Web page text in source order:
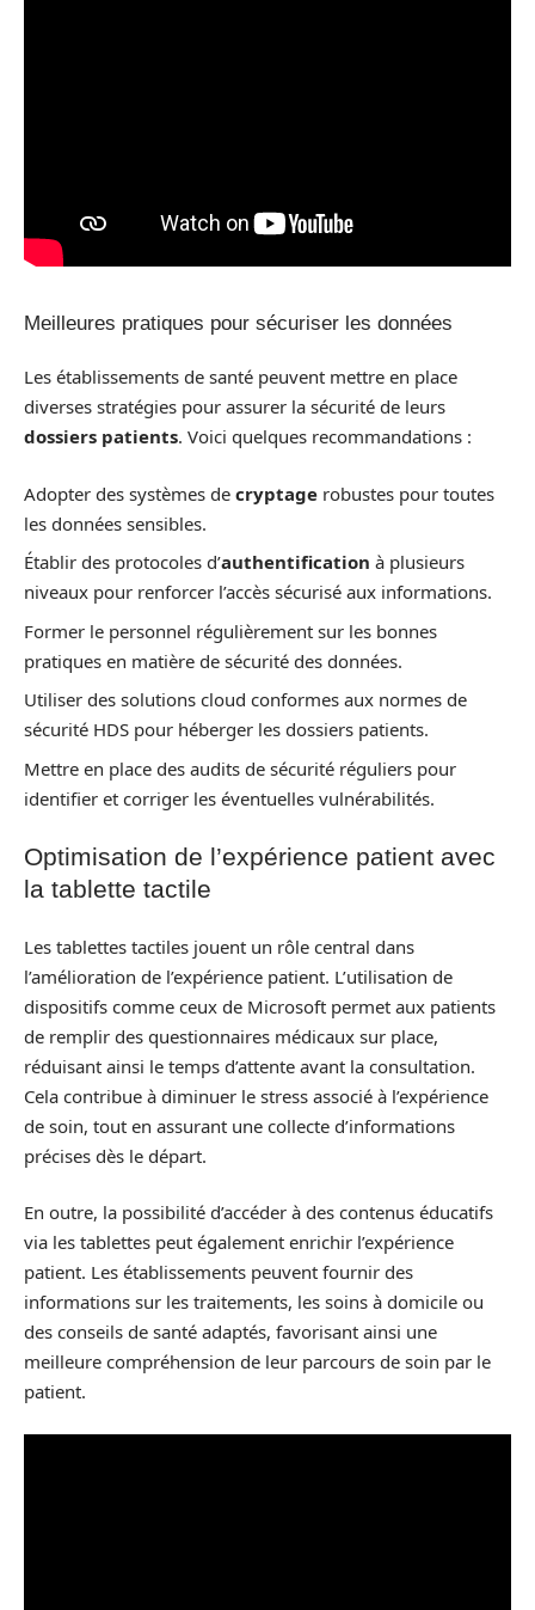
Meilleures pratiques pour sécuriser les données
Les établissements de santé peuvent mettre en place
diverses stratégies pour assurer la sécurité de leurs
dossiers patients. Voici quelques recommandations :
Adopter des systèmes de cryptage robustes pour toutes
les données sensibles.
Établir des protocoles d’authentification à plusieurs
niveaux pour renforcer l’accès sécurisé aux informations.
Former le personnel régulièrement sur les bonnes
pratiques en matière de sécurité des données.
Utiliser des solutions cloud conformes aux normes de
sécurité HDS pour héberger les dossiers patients.
Mettre en place des audits de sécurité réguliers pour
identifier et corriger les éventuelles vulnérabilités.
Optimisation de l’expérience patient avec
la tablette tactile
Les tablettes tactiles jouent un rôle central dans
l’amélioration de l’expérience patient. L’utilisation de
dispositifs comme ceux de Microsoft permet aux patients
de remplir des questionnaires médicaux sur place,
réduisant ainsi le temps d’attente avant la consultation.
Cela contribue à diminuer le stress associé à l’expérience
de soin, tout en assurant une collecte d’informations
précises dès le départ.
En outre, la possibilité d’accéder à des contenus éducatifs
via les tablettes peut également enrichir l’expérience
patient. Les établissements peuvent fournir des
informations sur les traitements, les soins à domicile ou
des conseils de santé adaptés, favorisant ainsi une
meilleure compréhension de leur parcours de soin par le
patient.